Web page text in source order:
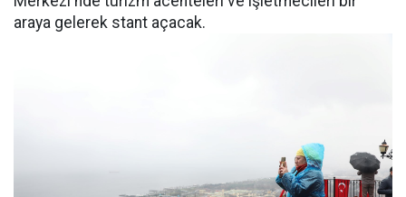
araya gelerek stant açacak.